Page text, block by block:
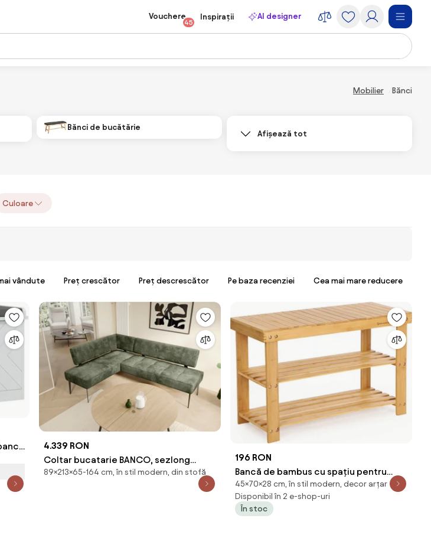
Vouchere
45
Inspirații AI designer
Mobilier Bănci
Bănci de bucătărie
Afișează tot
Culoare
vândute Preț crescător Preț descrescător Pe baza recenziei Cea mai mare reducere
4.339 RON
Coltar bucatarie BANCO, sezlong
stanga, stofa catifelata verde inchis
89×213×65-164 cm, în stil modern, din stofă
196 RON
Bancă de bambus cu spațiu pentru
pantofi REGINA, 70x28x45cm, lemn
natural SongmicsHome
45×70×28 cm, în stil modern, decor arțar
Disponibil în 2 e-shop-uri
În stoc